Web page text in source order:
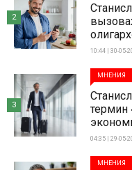
10:44 | 30-05-
2
МНЕНИЯ
термин
04:35 | 29-05-
3
МНЕНИЯ